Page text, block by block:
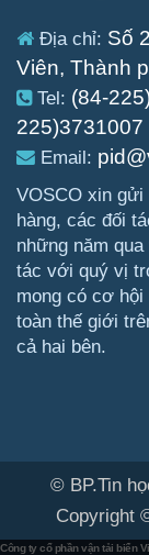
Địa chỉ: Số
Viên, Thành
Tel: (84-
225)3731007
Email:
VOSCO xin
hàng, các đối
những năm
tác với quý vị
mong có cơ
toàn thế giới
cả hai bên.
© BP.Tin
Copyright
Công ty cổ phần vận tải biển